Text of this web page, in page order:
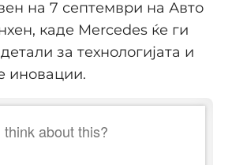
на 7 септември на Авто
каде Mercedes ќе ги
за технологијата и
иновации.